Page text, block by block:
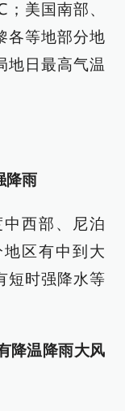
美国南部、
各等地部分地
地日最高气温
降雨
西部、尼泊
区有中到大
短时强降水等
降温降雨大风